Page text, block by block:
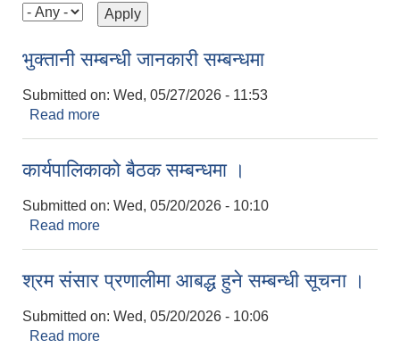
भुक्तानी सम्बन्धी जानकारी सम्बन्धमा
Submitted on: Wed, 05/27/2026 - 11:53
Read more
कार्यपालिकाको बैठक सम्बन्धमा ।
Submitted on: Wed, 05/20/2026 - 10:10
Read more
श्रम संसार प्रणालीमा आबद्ध हुने सम्बन्धी सूचना ।
Submitted on: Wed, 05/20/2026 - 10:06
Read more